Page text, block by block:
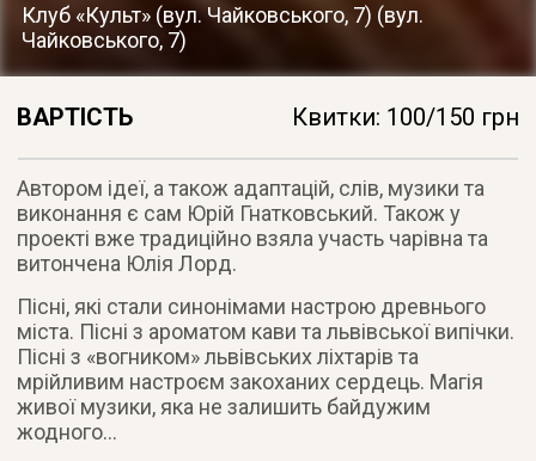
Клуб «Культ» (вул. Чайковського, 7) (вул.
Чайковського, 7)
ВАРТІСТЬ Квитки: 100/150 грн
Автором ідеї, а також адаптацій, слів, музики та
виконання є сам Юрій Гнатковський. Також у
проекті вже традиційно взяла участь чарівна та
витончена Юлія Лорд.
Пісні, які стали синонімами настрою древнього
міста. Пісні з ароматом кави та львівської випічки.
Пісні з «вогником» львівських ліхтарів та
мрійливим настроєм закоханих сердець. Магія
живої музики, яка не залишить байдужим
жодного…